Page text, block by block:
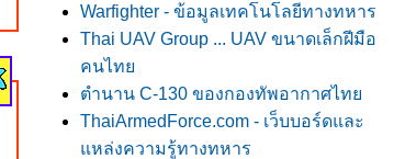
Warfighter - ข้อมูลเทคโนโลยีทางทหาร
Thai UAV Group ... UAV ขนาดเล็กฝีมือ
คนไท
ตำนาน C-130 ของกองทัพอากาศไท
ThaiArmedForce.com - เว็บบอร์ดและ
หล่งความรู้ทางทหาร